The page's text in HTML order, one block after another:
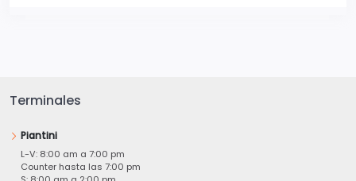
Terminales
Piantini
L-V: 8:00 am a 7:00 pm
Counter hasta las 7:00 pm